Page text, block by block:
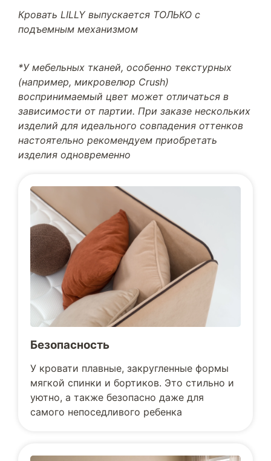
Кровать LILLY выпускается ТОЛЬКО с
подъемным механизмом
*У мебельных тканей, особенно текстурных
(например, микровелюр Crush)
воспринимаемый цвет может отличаться в
зависимости от партии. При заказе нескольких
изделий для идеального совпадения оттенков
настоятельно рекомендуем приобретать
изделия одновременно
Безопасность
У кровати плавные, закругленные формы
мягкой спинки и бортиков. Это стильно и
уютно, а также безопасно даже для
самого непоседливого ребенка